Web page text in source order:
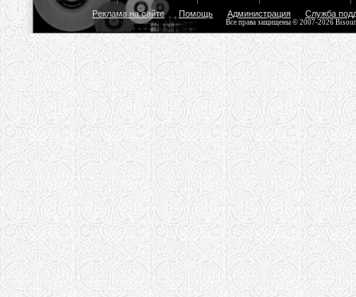
Реклама на сайте Помощь Администрация Служба
Все права защищены © 2007-2026